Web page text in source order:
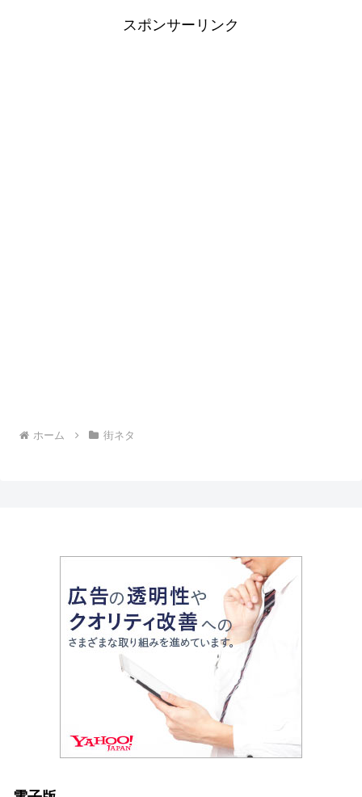
スポンサーリンク
ホーム 街ネタ